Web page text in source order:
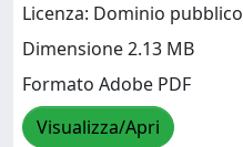
Licenza: Dominio pubblico
Dimensione 2.13 MB
Formato Adobe PDF
Visualizza/Apri